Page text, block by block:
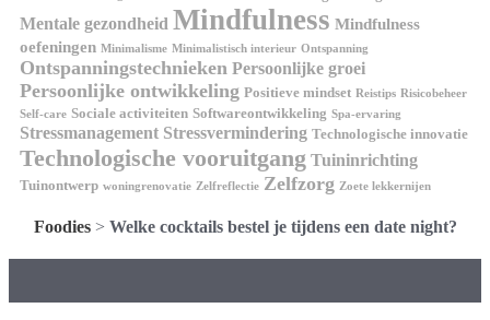
Mentale gezondheid Mindfulness Mindfulness
oefeningen Minimalisme Minimalistisch interieur Ontspanning
Ontspanningstechnieken Persoonlijke groei
Persoonlijke ontwikkeling Positieve mindset Reistips Risicobeheer
Self-care Sociale activiteiten Softwareontwikkeling Spa-ervaring
Stressmanagement Stressvermindering Technologische innovatie
Technologische vooruitgang Tuininrichting
Tuinontwerp woningrenovatie Zelfreflectie Zelfzorg Zoete lekkernijen
Foodies> Welke cocktails bestel je tijdens een date night?